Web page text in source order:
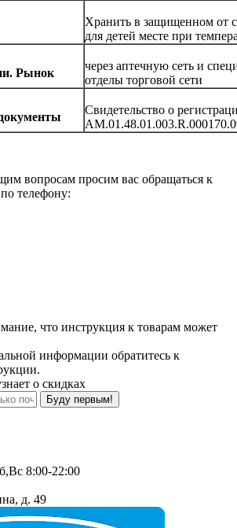
Хранить в защищенном от
для детей месте при
Рынок
через аптечную сеть и
отделы торговой сети
Свидетельство о
AM.01.48.01.003.R
вопросам просим вас обращаться к
телефону:
что инструкция к товарам может
информации обратитесь к
о скидках
Буду первым!
8:00-22:00
д. 49